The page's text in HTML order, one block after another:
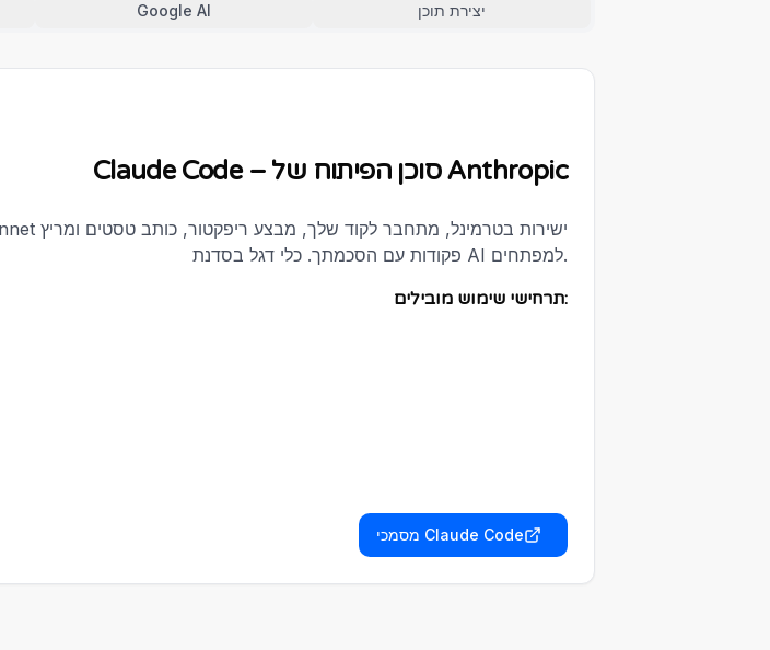
Google AI יצירת תוכן
Claude Code – סוכן הפיתוח של Anthropic
פקודות עם הסכמתך. כלי דגל בסדנת AI למפתחים.
תרחישי שימוש מובילים:
מסמכי Claude Code